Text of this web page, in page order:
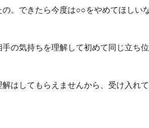
。できたら今度は○○をやめてほしい
の気持ちを理解して初めて同じ立ち
はしてもらえませんから、受け入れ